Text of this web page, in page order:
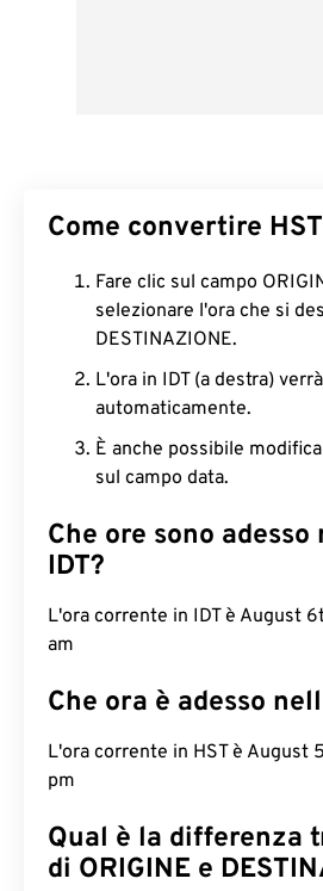
Come convertire
Fare clic sul campo
selezionare l'ora che si
DESTINAZIONE.
L'ora in IDT (a destra)
automaticamente.
È anche possibile
sul campo data.
Che ore sono
IDT?
L'ora corrente in IDT è August
am
Che ora è adesso
L'ora corrente in HST è August
pm
Qual è la differenza
di ORIGINE e